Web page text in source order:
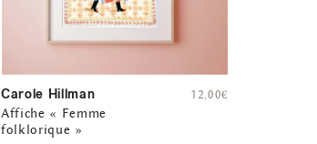
Carole Hillman
Affiche « Femme
folklorique »
12,00€